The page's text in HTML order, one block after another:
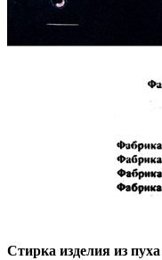
Стирка изделия из